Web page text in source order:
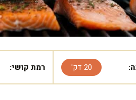
20 דק' רמת קושי: